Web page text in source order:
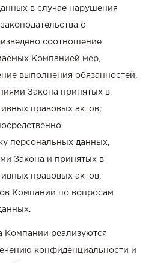
в случае нарушения
о
соотношение
Компанией мер,
выполнения обязанностей,
Закона принятых в
правовых актов;
персональных данных,
Закона и принятых в
правовых актов,
Компании по вопросам
Компании реализуются
конфиденциальности и